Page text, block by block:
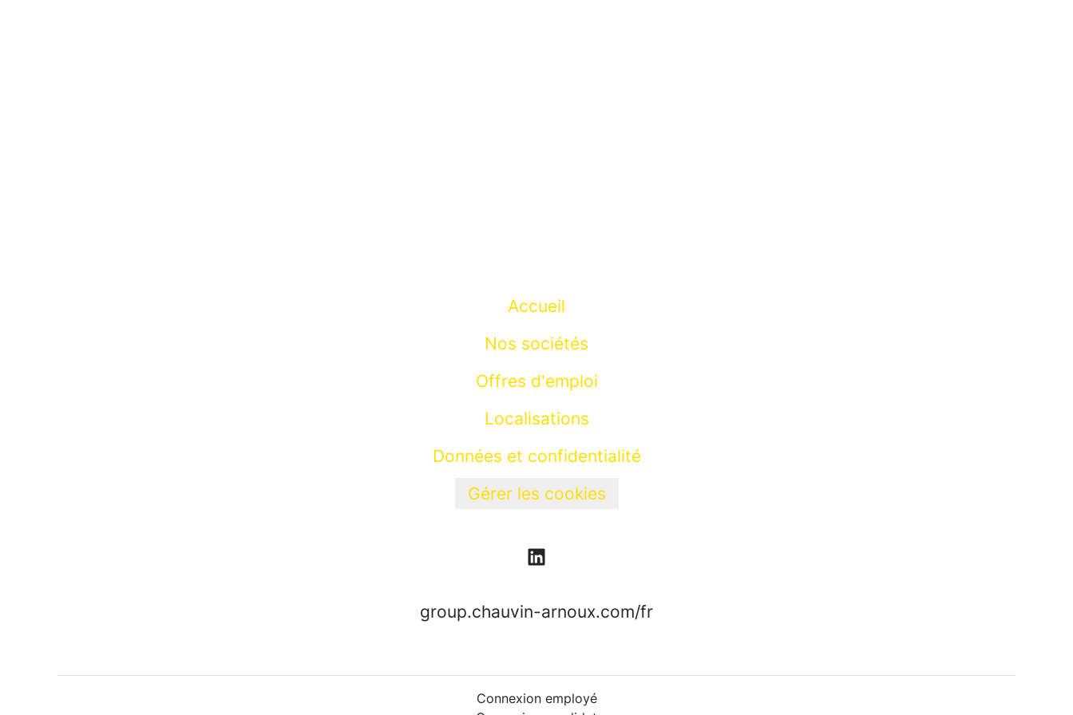
Accueil
Nos sociétés
Offres d'emploi
Localisations
Données et confidentialité
Gérer les cookies
group.chauvin-arnoux.com/fr
Connexion employé